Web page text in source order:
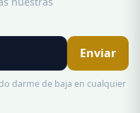
Enviar
darme de baja en cualquier